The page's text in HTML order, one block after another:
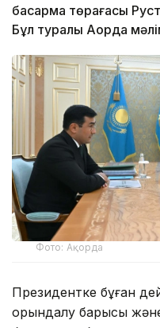
басқарма төрағасы
Бұл туралы Ақорда
Фото: Ақорда
Президентке бұған
орындалу барысы және